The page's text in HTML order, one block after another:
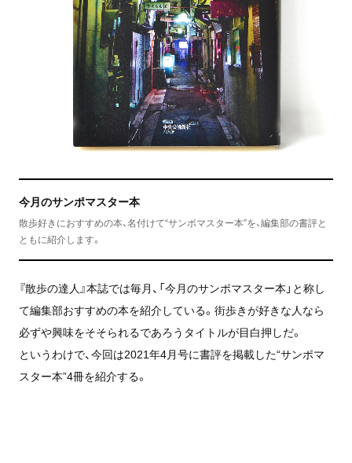
今月のサンポマスター本
散歩好きにおすすめの本、名付けて“サンポマスター本”を、編集部の書評と
ともに紹介します。
『散歩の達人』本誌では毎月、「今月のサンポマスター本」と称し
て編集部おすすめの本を紹介している。街歩きが好きな人なら
必ずや興味をそそられるであろうタイトルが目白押しだ。
というわけで、今回は2021年4月号に書評を掲載した“サンポマ
スター本”4冊を紹介する。